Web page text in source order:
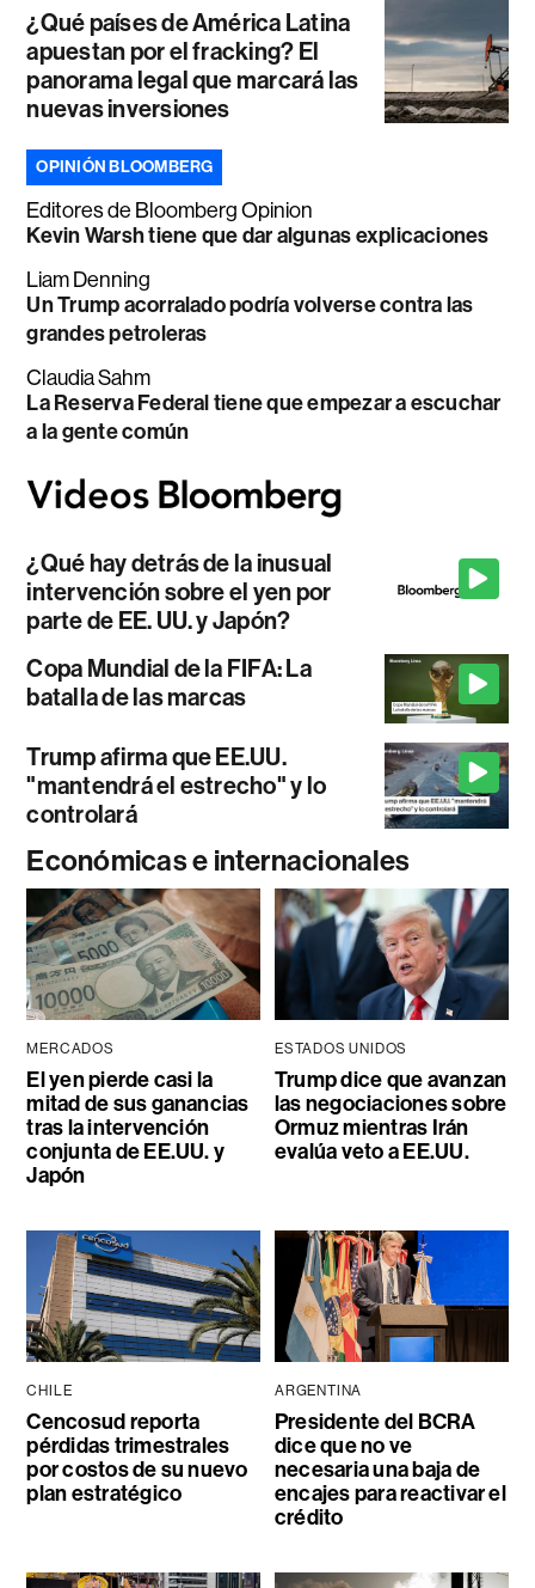
¿Qué países de América Latina
apuestan por el fracking? El
panorama legal que marcará las
nuevas inversiones
OPINIÓN BLOOMBERG
Editores de Bloomberg Opinion
Kevin Warsh tiene que dar algunas explicaciones
Liam Denning
Un Trump acorralado podría volverse contra las
grandes petroleras
Claudia Sahm
La Reserva Federal tiene que empezar a escuchar
a la gente común
¿Qué hay detrás de la inusual
intervención sobre el yen por
parte de EE. UU. y Japón?
Copa Mundial de la FIFA: La
batalla de las marcas
Trump afirma que EE.UU.
"mantendrá el estrecho" y lo
controlará
Económicas e internacionales
MERCADOS
El yen pierde casi la
mitad de sus ganancias
tras la intervención
conjunta de EE.UU. y
Japón
ESTADOS UNIDOS
Trump dice que avanzan
las negociaciones sobre
Ormuz mientras Irán
evalúa veto a EE.UU.
CHILE
Cencosud reporta
pérdidas trimestrales
por costos de su nuevo
plan estratégico
ARGENTINA
Presidente del BCRA
dice que no ve
necesaria una baja de
encajes para reactivar el
crédito